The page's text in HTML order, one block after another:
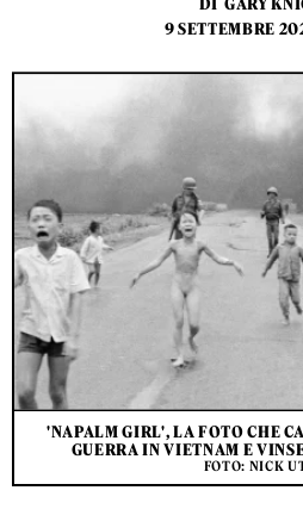
DI GARY
9 SETTEMBRE
'NAPALM GIRL', LA FOTO CHE
GUERRA IN VIETNAM E
FOTO: NICK